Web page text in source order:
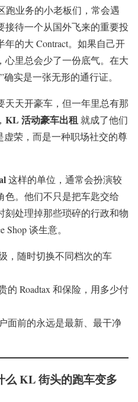
跑业务的小老板们，常会遇
接待一个从国外飞来的重要投
的大 Contract。如果自己开
心里总会少了一份底气。在大
实是一张无形的通行证。
天天开豪车，但一年里总有那
KL 活动豪车出租就成了他们
虚荣，而是一种职场社交的尊
这样的单位，通常会扮演较
色。他们不只是把车匙交给
刻处理掉那些琐碎的行政和物
谈生意。
，随时切换不同档次的车
的 Roadtax 和保险，用多少付
面前的永远是最新、最干净
么 KL 街头的跑车变多